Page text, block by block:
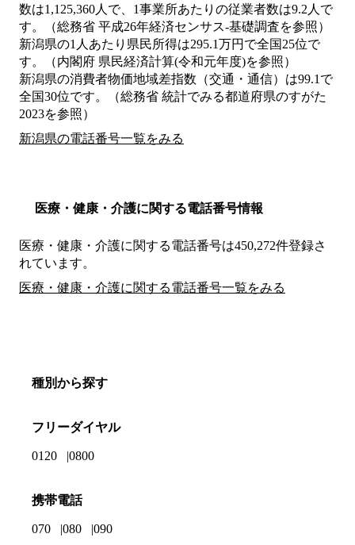
数は1,125,360人で、1事業所あたりの従業者数は9.2人で
す。（総務省 平成26年経済センサス‐基礎調査を参照）
新潟県の1人あたり県民所得は295.1万円で全国25位で
す。（内閣府 県民経済計算(令和元年度)を参照）
新潟県の消費者物価地域差指数（交通・通信）は99.1で
全国30位です。（総務省 統計でみる都道府県のすがた
2023を参照）
新潟県の電話番号一覧をみる
医療・健康・介護に関する電話番号情報
医療・健康・介護に関する電話番号は450,272件登録さ
れています。
医療・健康・介護に関する電話番号一覧をみる
種別から探す
フリーダイヤル
0120 0800
携帯電話
070 080 090